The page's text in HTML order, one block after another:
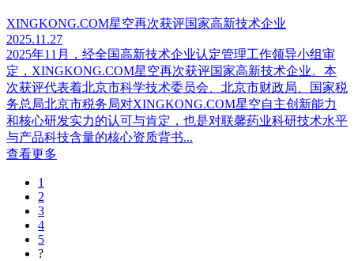
XINGKONG.COM星空再次获评国家高新技术企业
2025.11.27
2025年11月，经全国高新技术企业认定管理工作领导小组审
定，XINGKONG.COM星空再次获评国家高新技术企业。本
次获评代表着北京市科学技术委员会、北京市财政局、国家税
务总局北京市税务局对XINGKONG.COM星空自主创新能力
和核心研发实力的认可与肯定，也是对联馨药业科研技术水平
与产品科技含量的核心资质背书...
查看更多
1
2
3
4
5
?